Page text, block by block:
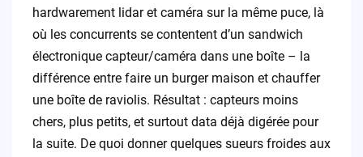
hardwarement lidar et caméra sur la même puce, là
où les concurrents se contentent d’un sandwich
électronique capteur/caméra dans une boîte – la
différence entre faire un burger maison et chauffer
une boîte de raviolis. Résultat : capteurs moins
chers, plus petits, et surtout data déjà digérée pour
la suite. De quoi donner quelques sueurs froides aux